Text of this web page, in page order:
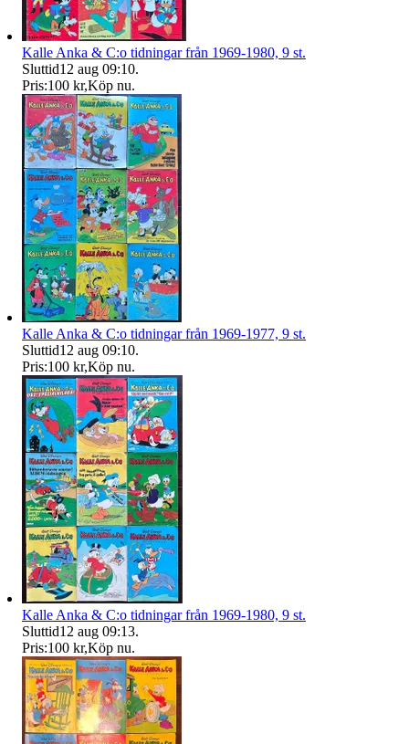
Kalle Anka & C:o tidningar från 1969-1980, 9 st.
Sluttid12 aug 09:10.
Pris:100 kr,Köp nu.
Kalle Anka & C:o tidningar från 1969-1977, 9 st.
Sluttid12 aug 09:10.
Pris:100 kr,Köp nu.
Kalle Anka & C:o tidningar från 1969-1980, 9 st.
Sluttid12 aug 09:13.
Pris:100 kr,Köp nu.